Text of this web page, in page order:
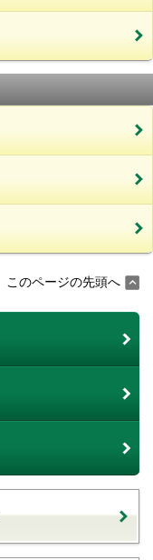
このページの先頭へ